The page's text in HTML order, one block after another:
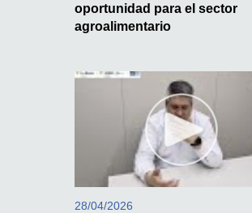
oportunidad para el sector
agroalimentario
28/04/2026